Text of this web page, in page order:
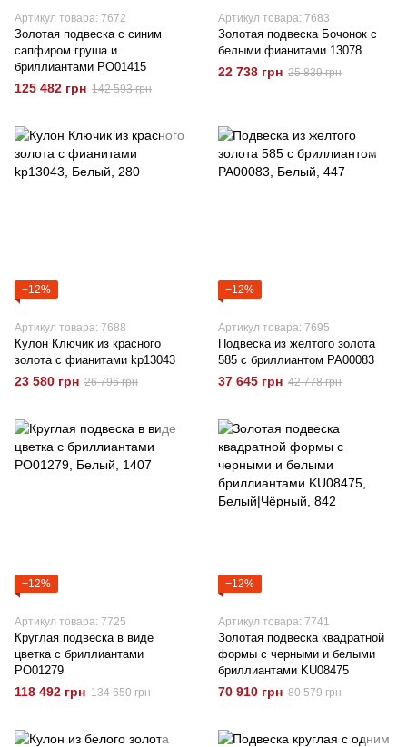
Артикул товара: 7672
Золотая подвеска с синим
сапфиром груша и
бриллиантами РО01415
125 482 грн 142 593 грн
Артикул товара: 7683
Золотая подвеска Бочонок с
белыми фианитами 13078
22 738 грн 25 839 грн
−12%
Артикул товара: 7688
Кулон Ключик из красного
золота с фианитами kp13043
23 580 грн 26 796 грн
−12%
Артикул товара: 7695
Подвеска из желтого золота
585 с бриллиантом РА00083
37 645 грн 42 778 грн
−12%
Артикул товара: 7725
Круглая подвеска в виде
цветка с бриллиантами
РО01279
118 492 грн 134 650 грн
−12%
Артикул товара: 7741
Золотая подвеска квадратной
формы с черными и белыми
бриллиантами KU08475
70 910 грн 80 579 грн